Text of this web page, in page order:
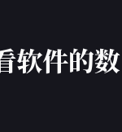
软件的数